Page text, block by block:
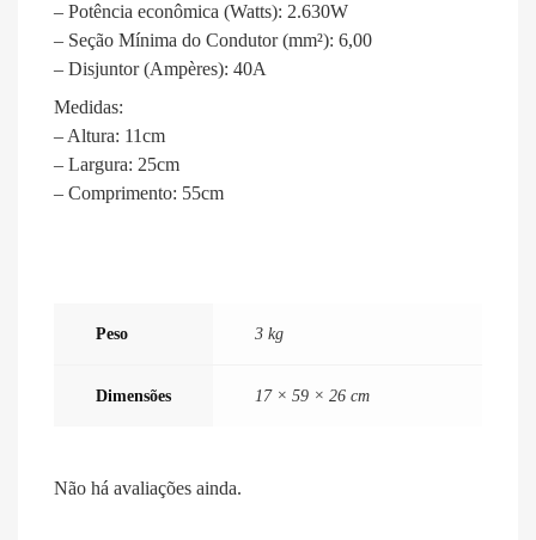
– Potência econômica (Watts): 2.630W
– Seção Mínima do Condutor (mm²): 6,00
– Disjuntor (Ampères): 40A
Medidas:
– Altura: 11cm
– Largura: 25cm
– Comprimento: 55cm
Peso 3 kg
Dimensões 17 × 59 × 26 cm
Não há avaliações ainda.